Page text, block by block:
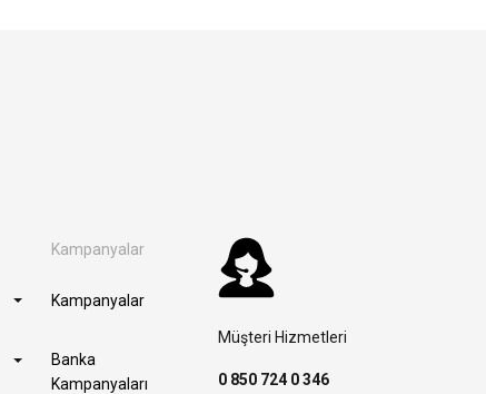
Kampanyalar
Kampanyalar
Banka
Kampanyaları
Müşteri Hizmetleri
0 850 724 0 346